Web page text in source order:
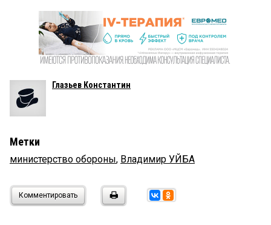
Глазьев Константин
Метки
министерство обороны, Владимир УЙБА
Комментировать